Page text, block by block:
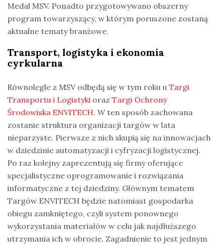
Medal MSV. Ponadto przygotowywano obszerny
program towarzyszący, w którym poruszone zostaną
aktualne tematy branżowe.
Transport, logistyka i ekonomia
cyrkularna
Równolegle z MSV odbędą się w tym roku u Targi
Transportu i Logistyki oraz Targi Ochrony
Środowiska ENVITECH. W ten sposób zachowana
zostanie struktura organizacji targów w lata
nieparzyste. Pierwsze z nich skupią się na innowacjach
w dziedzinie automatyzacji i cyfryzacji logistycznej.
Po raz kolejny zaprezentują się firmy oferujące
specjalistyczne oprogramowanie i rozwiązania
informatyczne z tej dziedziny. Głównym tematem
Targów ENVITECH będzie natomiast gospodarka
obiegu zamkniętego, czyli system ponownego
wykorzystania materiałów w celu jak najdłuższego
utrzymania ich w obrocie. Zagadnienie to jest jednym